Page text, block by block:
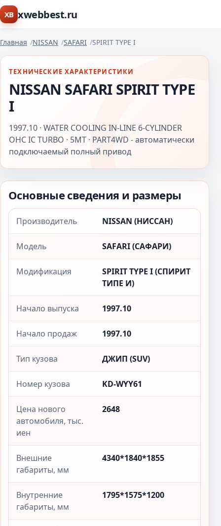
XB xwebbest.ru
Главная NISSAN SAFARI SPIRIT TYPE I
ТЕХНИЧЕСКИЕ ХАРАКТЕРИСТИКИ
NISSAN SAFARI SPIRIT TYPE
I
1997.10 · WATER COOLING IN-LINE 6-CYLINDER
OHC IC TURBO · 5MT · PART4WD - автоматически
подключаемый полный привод
Основные сведения и размеры
Производитель NISSAN (НИССАН)
Модель SAFARI (САФАРИ)
Модификация
SPIRIT TYPE I (СПИРИТ
ТИПЕ И)
Начало выпуска 1997.10
Начало продаж 1997.10
Тип кузова ДЖИП (SUV)
Номер кузова KD-WYY61
Цена нового
автомобиля, тыс.
иен
2648
Внешние
габариты, мм
4340*1840*1855
Внутренние
габариты, мм
1795*1575*1200